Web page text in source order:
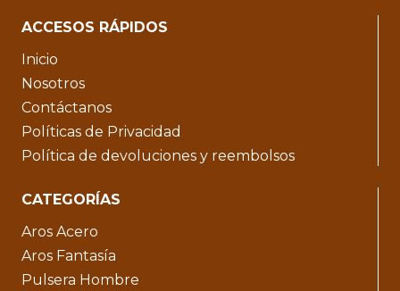
ACCESOS RÁPIDOS
Inicio
Nosotros
Contáctanos
Políticas de Privacidad
Política de devoluciones y reembolsos
CATEGORÍAS
Aros Acero
Aros Fantasía
Pulsera Hombre